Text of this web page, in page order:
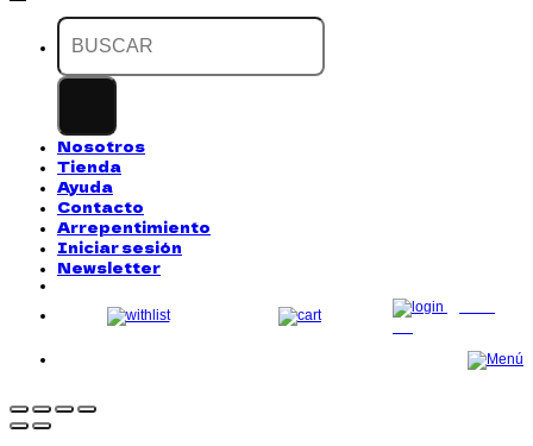
Buscar
por:
Nosotros
Tienda
Ayuda
Contacto
Arrepentimiento
Iniciar sesión
Newsletter